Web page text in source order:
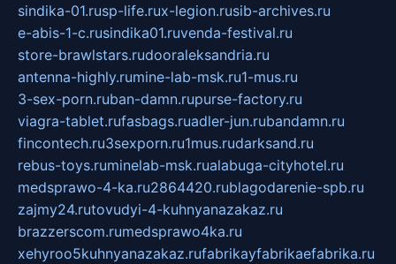
sindika-01.rusp-life.rux-legion.rusib-archives.ru
e-abis-1-c.rusindika01.ruvenda-festival.ru
store-brawlstars.rudooraleksandria.ru
antenna-highly.rumine-lab-msk.ru1-mus.ru
3-sex-porn.ruban-damn.rupurse-factory.ru
viagra-tablet.rufasbags.ruadler-jun.rubandamn.ru
fincontech.ru3sexporn.ru1mus.rudarksand.ru
rebus-toys.ruminelab-msk.rualabuga-cityhotel.ru
medsprawo-4-ka.ru2864420.rublagodarenie-spb.ru
zajmy24.rutovudyi-4-kuhnyanazakaz.ru
brazzerscom.rumedsprawo4ka.ru
xehyroo5kuhnyanazakaz.rufabrikayfabrikaefabrika.ru